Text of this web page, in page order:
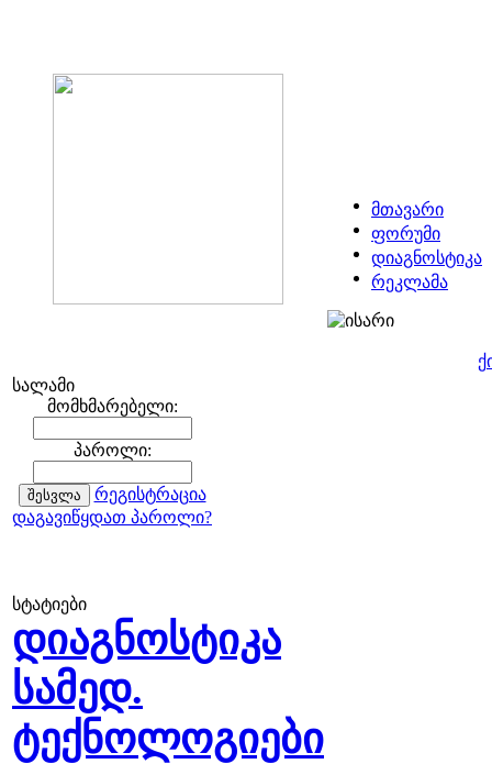
მთავარი
ფორუმი
დიაგნოსტიკა
რეკლამა
სალამი
მომხმარებელი:
პაროლი:
რეგისტრაცია
დაგავიწყდათ პაროლი?
სტატიები
დიაგნოსტიკა
სამედ.
ტექნოლოგიები